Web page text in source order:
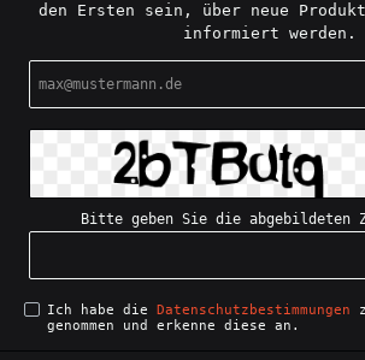
den Ersten sein, über neue
informiert werden.
Bitte geben Sie die abgebildeten
Ich habe dieDatenschutzbestimmungen
genommen und erkenne diese an.